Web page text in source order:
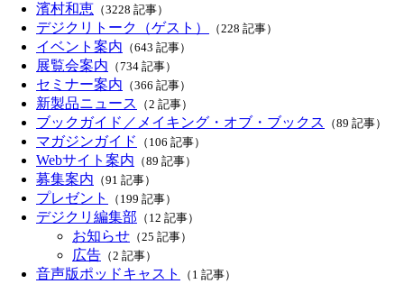
濱村和恵 （3228 記事）
デジクリトーク（ゲスト） （228 記事）
イベント案内 （643 記事）
展覧会案内 （734 記事）
セミナー案内 （366 記事）
新製品ニュース （2 記事）
ブックガイド／メイキング・オブ・ブックス （89 記事）
マガジンガイド （106 記事）
Webサイト案内 （89 記事）
募集案内 （91 記事）
プレゼント （199 記事）
デジクリ編集部 （12 記事）
お知らせ （25 記事）
広告 （2 記事）
音声版ポッドキャスト （1 記事）